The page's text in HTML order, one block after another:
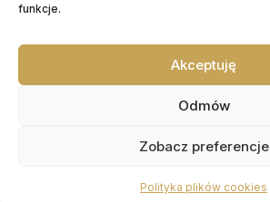
funkcje.
Akceptuję
Odmów
Zobacz preferencje
Polityka plików cookies
Napędzane przez technologię